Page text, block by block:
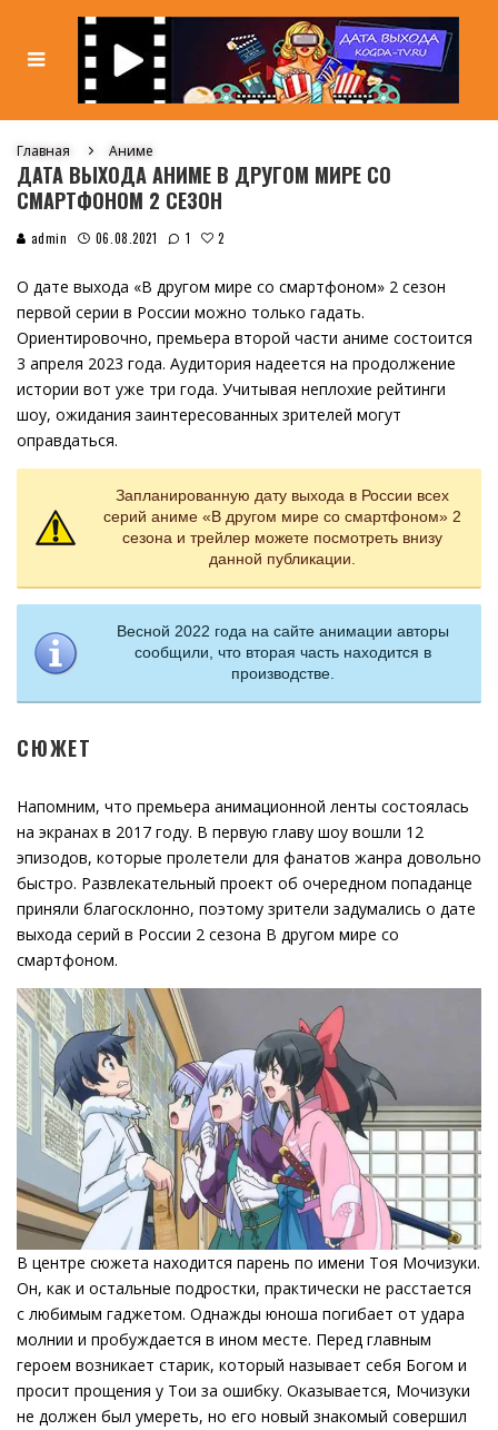
Главная Аниме
ДАТА ВЫХОДА АНИМЕ В ДРУГОМ МИРЕ СО
СМАРТФОНОМ 2 СЕЗОН
admin 06.08.2021 1 2
О дате выхода «В другом мире со смартфоном» 2 сезон
первой серии в России можно только гадать.
Ориентировочно, премьера второй части аниме состоится
3 апреля 2023 года. Аудитория надеется на продолжение
истории вот уже три года. Учитывая неплохие рейтинги
шоу, ожидания заинтересованных зрителей могут
оправдаться.
Запланированную дату выхода в России всех
серий аниме «В другом мире со смартфоном» 2
сезона и трейлер можете посмотреть внизу
данной публикации.
Весной 2022 года на сайте анимации авторы
сообщили, что вторая часть находится в
производстве.
СЮЖЕТ
Напомним, что премьера анимационной ленты состоялась
на экранах в 2017 году. В первую главу шоу вошли 12
эпизодов, которые пролетели для фанатов жанра довольно
быстро. Развлекательный проект об очередном попаданце
приняли благосклонно, поэтому зрители задумались о дате
выхода серий в России 2 сезона В другом мире со
смартфоном.
В центре сюжета находится парень по имени Тоя Мочизуки.
Он, как и остальные подростки, практически не расстается
с любимым гаджетом. Однажды юноша погибает от удара
молнии и пробуждается в ином месте. Перед главным
героем возникает старик, который называет себя Богом и
просит прощения у Тои за ошибку. Оказывается, Мочизуки
не должен был умереть, но его новый знакомый совершил